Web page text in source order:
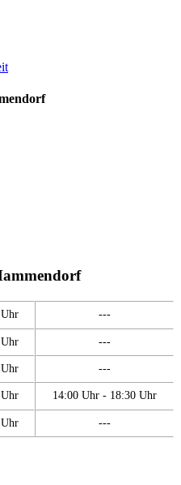
---
---
---
14:00 Uhr - 18:30 Uhr
---